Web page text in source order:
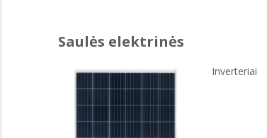
Inverteriai
Saulės elektrinės